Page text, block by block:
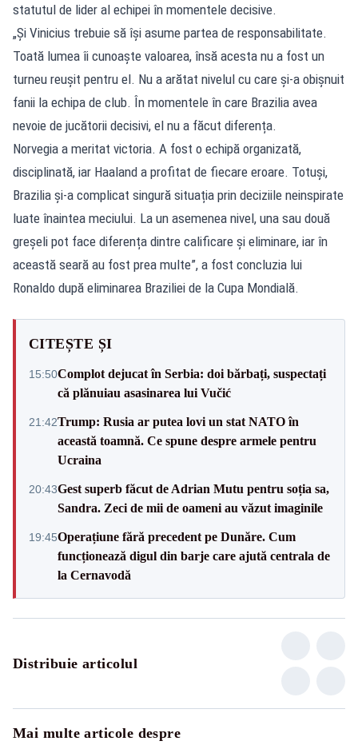
statutul de lider al echipei în momentele decisive.
„Și Vinicius trebuie să își asume partea de responsabilitate.
Toată lumea îi cunoaște valoarea, însă acesta nu a fost un
turneu reușit pentru el. Nu a arătat nivelul cu care și-a obișnuit
fanii la echipa de club. În momentele în care Brazilia avea
nevoie de jucătorii decisivi, el nu a făcut diferența.
Norvegia a meritat victoria. A fost o echipă organizată,
disciplinată, iar Haaland a profitat de fiecare eroare. Totuși,
Brazilia și-a complicat singură situația prin deciziile neinspirate
luate înaintea meciului. La un asemenea nivel, una sau două
greșeli pot face diferența dintre calificare și eliminare, iar în
această seară au fost prea multe”, a fost concluzia lui
Ronaldo după eliminarea Braziliei de la Cupa Mondială.
CITEȘTE ȘI
15:50Complot dejucat în Serbia: doi bărbați, suspectați
că plănuiau asasinarea lui Vučić
21:42Trump: Rusia ar putea lovi un stat NATO în
această toamnă. Ce spune despre armele pentru
Ucraina
20:43Gest superb făcut de Adrian Mutu pentru soția sa,
Sandra. Zeci de mii de oameni au văzut imaginile
19:45Operațiune fără precedent pe Dunăre. Cum
funcționează digul din barje care ajută centrala de
la Cernavodă
Distribuie articolul
Mai multe articole despre